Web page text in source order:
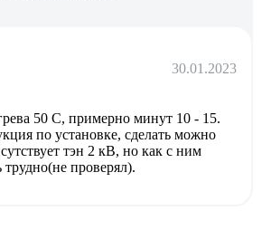
30.01.2023
50 С, примерно минут 10 - 15.
по установке, сделать можно
тэн 2 кВ, но как с ним
трудно(не проверял).